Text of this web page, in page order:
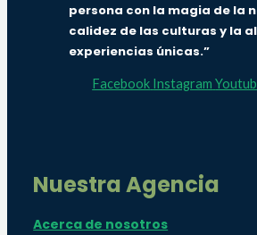
persona con la magia de la
calidez de las culturas y la
experiencias únicas.”
Facebook Instagram
Nuestra Agencia
Acerca de nosotros